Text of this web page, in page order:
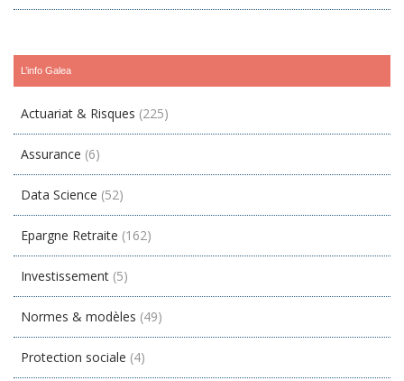
L’info Galea
Actuariat & Risques (225)
Assurance (6)
Data Science (52)
Epargne Retraite (162)
Investissement (5)
Normes & modèles (49)
Protection sociale (4)